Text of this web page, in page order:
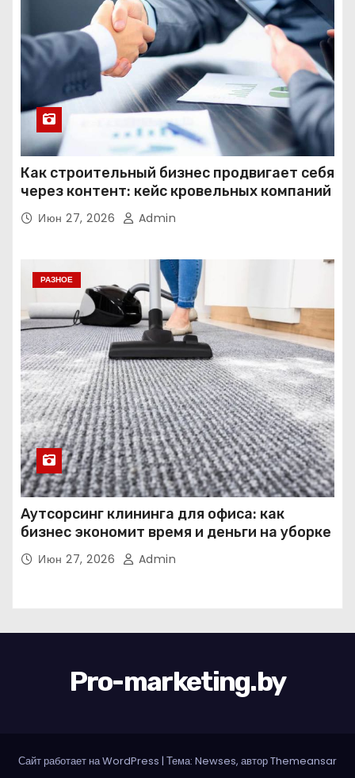
Как строительный бизнес продвигает себя
через контент: кейс кровельных компаний
Июн 27, 2026 Admin
РАЗНОЕ
Аутсорсинг клининга для офиса: как
бизнес экономит время и деньги на уборке
Июн 27, 2026 Admin
Pro-marketing.by
Сайт работает на WordPress | Тема: Newses, авторThemeansar